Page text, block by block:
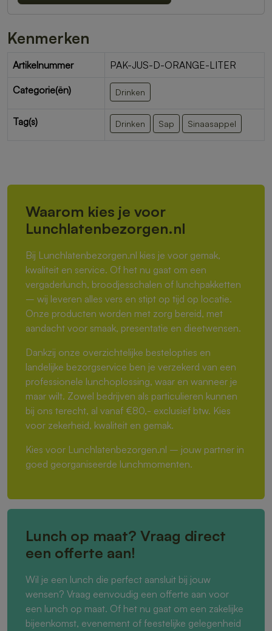
Kenmerken
Artikelnummer PAK-JUS-D-ORANGE-LITER
Categorie(ën) Drinken
Tag(s) Drinken Sap Sinaasappel
Waarom kies je voor
Lunchlatenbezorgen.nl
Bij Lunchlatenbezorgen.nl kies je voor gemak,
kwaliteit en service. Of het nu gaat om een
vergaderlunch, broodjesschalen of lunchpakketten
– wij leveren alles vers en stipt op tijd op locatie.
Onze producten worden met zorg bereid, met
aandacht voor smaak, presentatie en dieetwensen.
Dankzij onze overzichtelijke bestelopties en
landelijke bezorgservice ben je verzekerd van een
professionele lunchoplossing, waar en wanneer je
maar wilt. Zowel bedrijven als particulieren kunnen
bij ons terecht, al vanaf €80,- exclusief btw. Kies
voor zekerheid, kwaliteit en gemak.
Kies voor Lunchlatenbezorgen.nl – jouw partner in
goed georganiseerde lunchmomenten.
Lunch op maat? Vraag direct
een offerte aan!
Wil je een lunch die perfect aansluit bij jouw
wensen? Vraag eenvoudig een offerte aan voor
een lunch op maat. Of het nu gaat om een zakelijke
bijeenkomst, evenement of feestelijke gelegenheid